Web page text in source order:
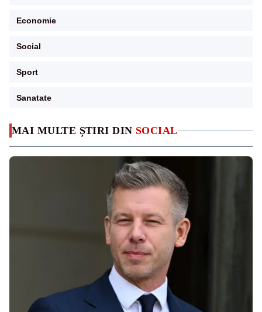
MAI MULTE ȘTIRI DIN SOCIAL
Economie
Social
Sport
Sanatate